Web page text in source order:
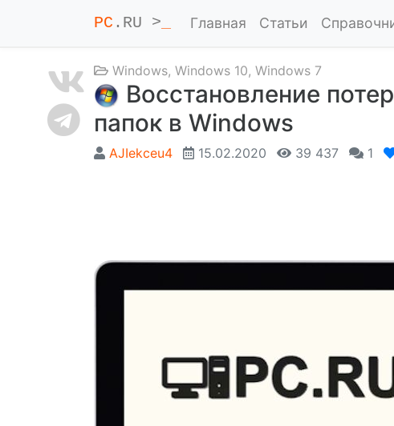
PC .RU > Главная Статьи
Windows, Windows 10, Windows 7
Восстановление
папок в Windows
AJIekceu4 15.02.2020 39 437 1